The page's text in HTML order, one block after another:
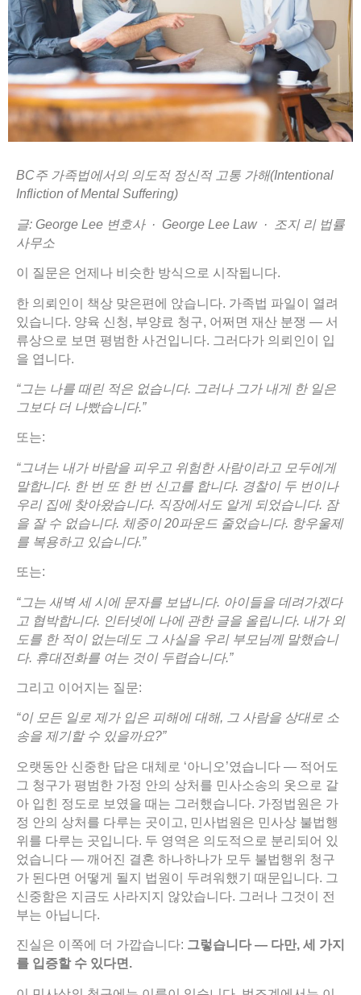
BC주 가족법에서의 의도적 정신적 고통 가해(Intentional
Infliction of Mental Suffering)
글: George Lee 변호사 · George Lee Law · 조지 리 법률
사무소
이 질문은 언제나 비슷한 방식으로 시작됩니다.
한 의뢰인이 책상 맞은편에 앉습니다. 가족법 파일이 열려
있습니다. 양육 신청, 부양료 청구, 어쩌면 재산 분쟁 — 서
류상으로 보면 평범한 사건입니다. 그러다가 의뢰인이 입
을 엽니다.
“그는 나를 때린 적은 없습니다. 그러나 그가 내게 한 일은
그보다 더 나빴습니다.”
또는:
“그녀는 내가 바람을 피우고 위험한 사람이라고 모두에게
말합니다. 한 번 또 한 번 신고를 합니다. 경찰이 두 번이나
우리 집에 찾아왔습니다. 직장에서도 알게 되었습니다. 잠
을 잘 수 없습니다. 체중이 20파운드 줄었습니다. 항우울제
를 복용하고 있습니다.”
또는:
“그는 새벽세 시에 문자를 보냅니다. 아이들을 데려가겠다
고 협박합니다. 인터넷에 나에 관한 글을 올립니다. 내가 외
도를 한 적이 없는데도 그 사실을 우리 부모님께 말했습니
다. 휴대전화를 여는 것이 두렵습니다.”
그리고 이어지는 질문:
“이 모든 일로 제가 입은 피해에 대해, 그 사람을 상대로 소
송을 제기할 수 있을까요?”
오랫동안 신중한 답은 대체로 ‘아니오’였습니다 — 적어도
그 청구가 평범한 가정 안의 상처를 민사소송의 옷으로 갈
아 입힌 정도로 보였을 때는 그러했습니다. 가정법원은 가
정 안의 상처를 다루는 곳이고, 민사법원은 민사상 불법행
위를 다루는 곳입니다. 두 영역은 의도적으로 분리되어 있
었습니다 — 깨어진 결혼 하나하나가 모두 불법행위 청구
가 된다면 어떻게 될지 법원이 두려워했기 때문입니다. 그
신중함은 지금도 사라지지 않았습니다. 그러나 그것이 전
부는 아닙니다.
진실은 이쪽에 더 가깝습니다: 그렇습니다 — 다만, 세 가지
를 입증할 수 있다면.